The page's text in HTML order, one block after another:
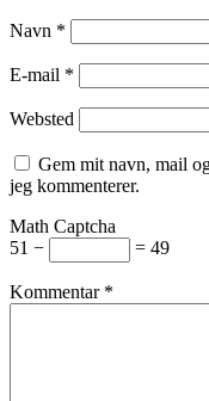
Navn *
E-mail *
Websted
Gem mit navn, mail
jeg kommenterer.
Math Captcha
51 −
= 49
Kommentar *